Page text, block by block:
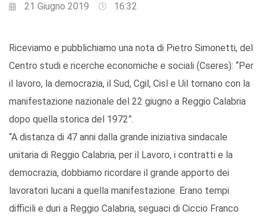
21 Giugno 2019 16:32
Riceviamo e pubblichiamo una nota di Pietro Simonetti, del
Centro studi e ricerche economiche e sociali (Cseres): “Per
il lavoro, la democrazia, il Sud, Cgil, Cisl e Uil tornano con la
manifestazione nazionale del 22 giugno a Reggio Calabria
dopo quella storica del 1972”.
“A distanza di 47 anni dalla grande iniziativa sindacale
unitaria di Reggio Calabria, per il Lavoro, i contratti e la
democrazia, dobbiamo ricordare il grande apporto dei
lavoratori lucani a quella manifestazione. Erano tempi
difficili e duri a Reggio Calabria, seguaci di Ciccio Franco